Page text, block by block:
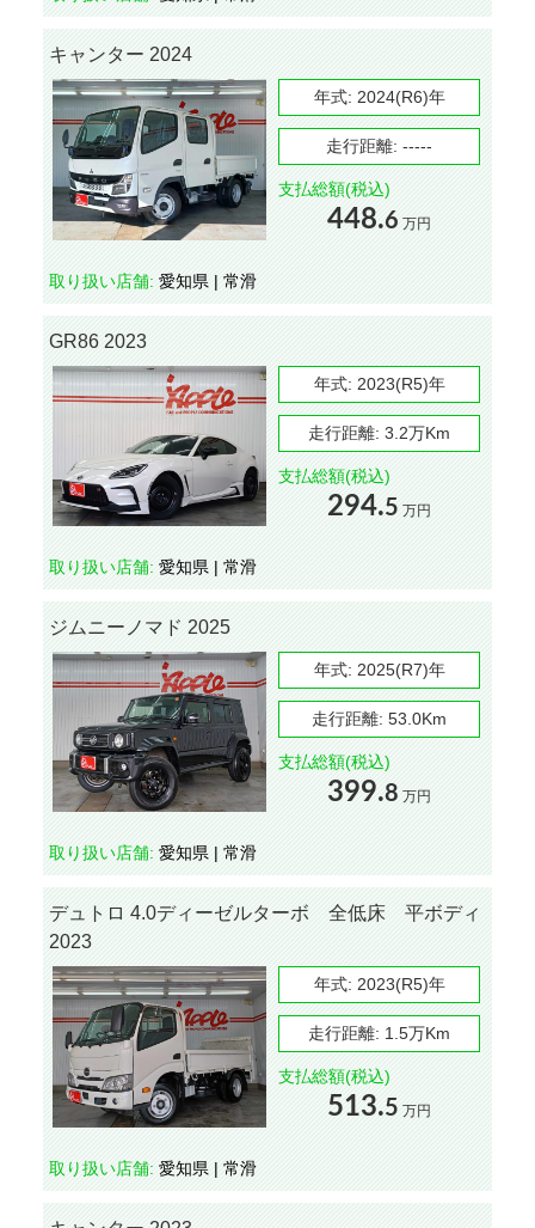
キャンター 2024
年式: 2024(R6)年
走行距離: -----
支払総額(税込)
448.6 万円
取り扱い店舗: 愛知県 | 常滑
GR86 2023
年式: 2023(R5)年
走行距離: 3.2万Km
支払総額(税込)
294.5 万円
取り扱い店舗: 愛知県 | 常滑
ジムニーノマド 2025
年式: 2025(R7)年
走行距離: 53.0Km
支払総額(税込)
399.8 万円
取り扱い店舗: 愛知県 | 常滑
デュトロ 4.0ディーゼルターボ 全低床 平ボディ
2023
年式: 2023(R5)年
走行距離: 1.5万Km
支払総額(税込)
513.5 万円
取り扱い店舗: 愛知県 | 常滑